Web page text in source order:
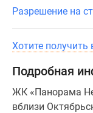
в
сторону
Октябрьской
открываются
панорамные
виды
Разрешение на
Хотите получить
Подробная
ЖК «Панорама
вблизи